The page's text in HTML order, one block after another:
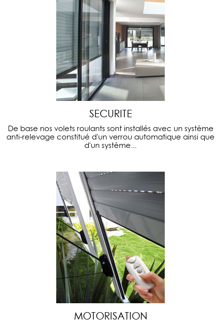
SECURITE
De base nos volets roulants sont installés avec un système
anti-relevage constitué d'un verrou automatique ainsi que
d'un système...
MOTORISATION